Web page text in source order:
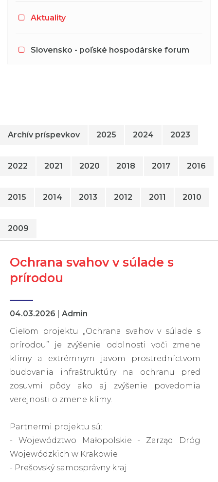
Aktuality
Slovensko - poľské hospodárske forum
Archív príspevkov 2025 2024 2023
2022 2021 2020 2018 2017 2016
2015 2014 2013 2012 2011 2010
2009
Ochrana svahov v súlade s
prírodou
04.03.2026
Admin
Cieľom projektu „Ochrana svahov v súlade s
prírodou” je zvýšenie odolnosti voči zmene
klímy a extrémnym javom prostredníctvom
budovania infraštruktúry na ochranu pred
zosuvmi pôdy ako aj zvýšenie povedomia
verejnosti o zmene klímy.
Partnermi projektu sú:
- Województwo Małopolskie - Zarząd Dróg
Wojewódzkich w Krakowie
- Prešovský samosprávny kraj